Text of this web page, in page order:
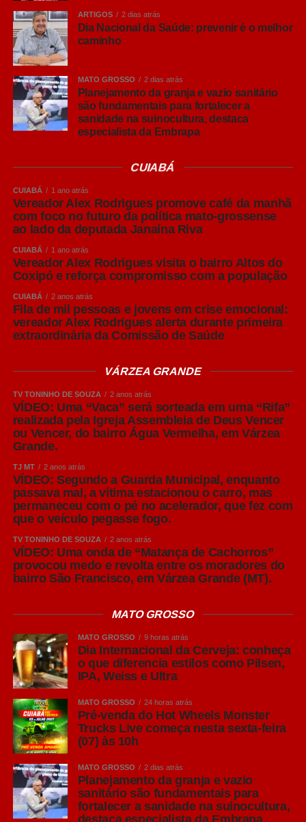
combina mais com o gosto do consumidor e com cada
ocasião”, comenta Ana Paula Nicolino, especialista em
análise sensorial do Grupo Petrópolis.
Antes de conhecer os principais estilos, vale entender
que grande parte das cervejas comerciais são
classificadas em duas grandes famílias: Lager e Ale.
cervejas Lager utilizam leveduras que trabalham em
temperaturas mais baixas, em um processo conhecido
como baixa fermentação, que resulta em bebidas
normalmente mais leves, refrescantes e de sabor
equilibrado.
Já as cervejas Ale utilizam o processo de alta
fermentação, realizada em temperaturas mais elevadas.
Esse processo favorece a formação de aromas mais
intensos e perfis sensoriais mais complexos.
American Lager: o estilo que muitos brasileiros chamam
de Pilsen
No Brasil, é comum que cervejas do estilo American
Lager sejam chamadas popularmente de “Pilsen”. Apesar
da associação, os dois estilos não são exatamente
iguais. A American Lager tornou-se o estilo mais
consumido no mundo, representando mais de 90% de
toda a produção global de cerveja.
Sua principal característica é o equilíbrio entre
refrescância, leve amargor e notas suaves de malte,
tornando-a extremamente versátil. Por apresentar um
hambúrgueres, sanduíches, petiscos, carnes brancas e
frutos do mar, sem se sobrepor aos sabores dos
alimentos.
Leia Também: Mostra das
Profissões é destaque na Escola
Estadual Militar Dom Pedro II
A verdadeira Pilsen (em português, Pils em alemão) tem
Reconhecida pela alta lupulagem, que lhe confere um
amargor acentuado, a cerveja pilsen ganhou notoriedade
por ser, à época, uma cerveja clara.
ARTIGOS 2 dias atrás
Dia Nacional da Saúde: prevenir é o melhor
caminho
MATO GROSSO 2 dias atrás
Planejamento da granja e vazio sanitário
são fundamentais para fortalecer a
sanidade na suinocultura, destaca
especialista da Embrapa
CUIABÁ
CUIABÁ 1 ano atrás
Vereador Alex Rodrigues promove café da manhã
com foco no futuro da política mato-grossense
ao lado da deputada Janaína Riva
CUIABÁ 1 ano atrás
Vereador Alex Rodrigues visita o bairro Altos do
Coxipó e reforça compromisso com a população
CUIABÁ 2 anos atrás
Fila de mil pessoas e jovens em crise emocional:
vereador Alex Rodrigues alerta durante primeira
extraordinária da Comissão de Saúde
VÁRZEA GRANDE
TV TONINHO DE SOUZA 2 anos atrás
VÍDEO: Uma “Vaca” será sorteada em uma “Rifa”
realizada pela Igreja Assembleia de Deus Vencer
ou Vencer, do bairro Água Vermelha, em Várzea
Grande.
TJ MT 2 anos atrás
VÍDEO: Segundo a Guarda Municipal, enquanto
passava mal, a vítima estacionou o carro, mas
permaneceu com o pé no acelerador, que fez com
que o veículo pegasse fogo.
TV TONINHO DE SOUZA 2 anos atrás
VÍDEO: Uma onda de “Matança de Cachorros”
provocou medo e revolta entre os moradores do
bairro São Francisco, em Várzea Grande (MT).
MATO GROSSO
MATO GROSSO 9 horas atrás
Dia Internacional da Cerveja: conheça
o que diferencia estilos como Pilsen,
IPA, Weiss e Ultra
MATO GROSSO 24 horas atrás
Pré-venda do Hot Wheels Monster
Trucks Live começa nesta sexta-feira
(07) às 10h
MATO GROSSO 2 dias atrás
Planejamento da granja e vazio
sanitário são fundamentais para
fortalecer a sanidade na suinocultura,
destaca especialista da Embrapa